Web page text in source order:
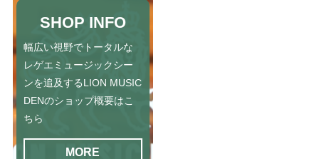
SHOP INFO
幅広い視野でトータルな
レゲエミュージックシー
ンを追及するLION MUSIC
DENのショップ概要はこ
ちら
MORE